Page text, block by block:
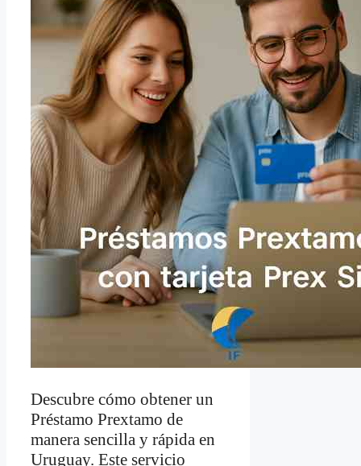
Descubre cómo obtener un
Préstamo Prextamo de
manera sencilla y rápida en
Uruguay. Este servicio